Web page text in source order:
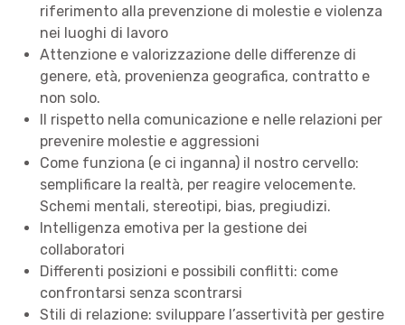
riferimento alla prevenzione di molestie e violenza
nei luoghi di lavoro
Attenzione e valorizzazione delle differenze di
genere, età, provenienza geografica, contratto e
non solo.
Il rispetto nella comunicazione e nelle relazioni per
prevenire molestie e aggressioni
Come funziona (e ci inganna) il nostro cervello:
semplificare la realtà, per reagire velocemente.
Schemi mentali, stereotipi, bias, pregiudizi.
Intelligenza emotiva per la gestione dei
collaboratori
Differenti posizioni e possibili conflitti: come
confrontarsi senza scontrarsi
Stili di relazione: sviluppare l’assertività per gestire